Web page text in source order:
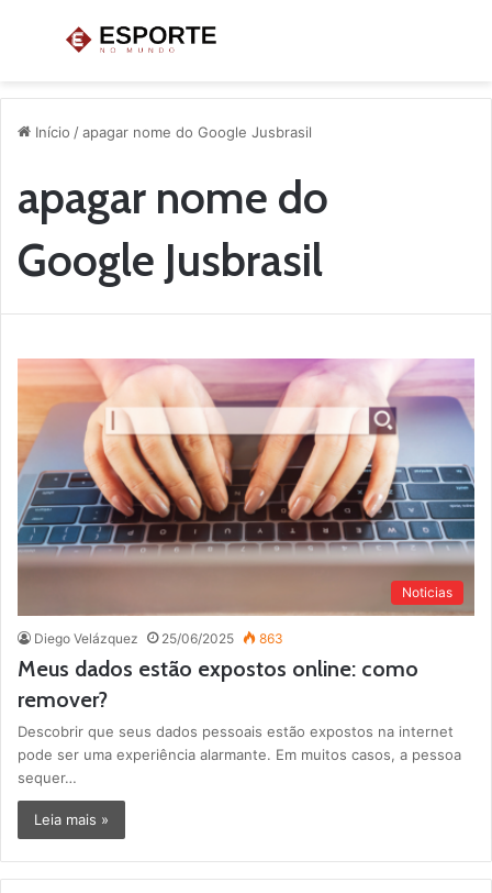
Menu
Início /apagar nome do Google Jusbrasil
apagar nome do
Google Jusbrasil
Noticias
Diego Velázquez 25/06/2025 863
Meus dados estão expostos online: como
remover?
Descobrir que seus dados pessoais estão expostos na internet
pode ser uma experiência alarmante. Em muitos casos, a pessoa
sequer…
Leia mais »